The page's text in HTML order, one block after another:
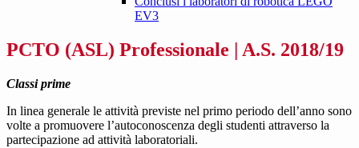
EV3
PCTO (ASL) Professionale | A.S. 2018/19
Classi prime
In linea generale le attività previste nel primo periodo dell’anno sono
volte a promuovere l’autoconoscenza degli studenti attraverso la
partecipazione ad attività laboratoriali.